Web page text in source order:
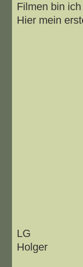
Filmen bin
Hier mein
LG
Holger